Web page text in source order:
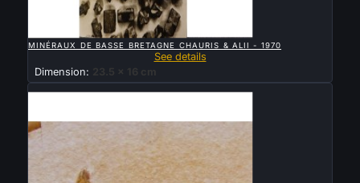
QUICK VIEW
MINÉRAUX DE BASSE BRETAGNE CHAURIS & ALII - 1970
See details
Dimension:
23.5 x 16 cm
Sold